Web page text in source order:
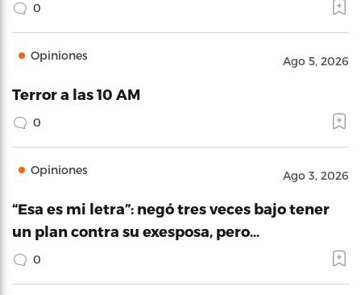
0
Opiniones Ago 5, 2026
Terror a las 10 AM
0
Opiniones Ago 3, 2026
“Esa es mi letra”: negó tres veces bajo tener
un plan contra su exesposa, pero…
0